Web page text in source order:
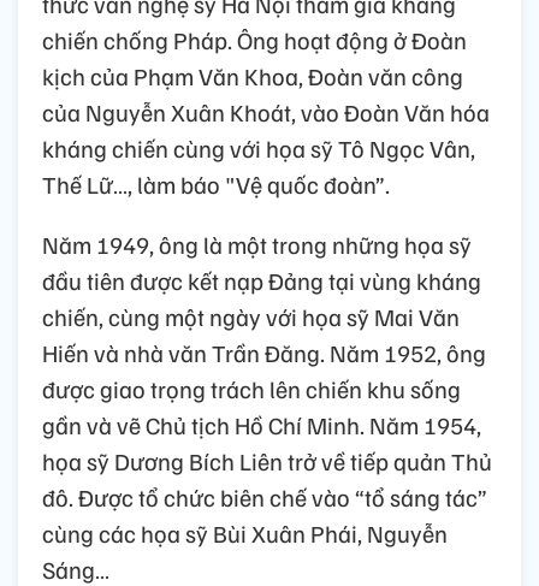
chiến chống Pháp. Ông hoạt động ở Đoàn
kịch của Phạm Văn Khoa, Đoàn văn công
của Nguyễn Xuân Khoát, vào Đoàn Văn hóa
kháng chiến cùng với họa sỹ Tô Ngọc Vân,
Thế Lữ…, làm báo "Vệ quốc đoàn”.
Năm 1949, ông là một trong những họa sỹ
đầu tiên được kết nạp Đảng tại vùng kháng
chiến, cùng một ngày với họa sỹ Mai Văn
Hiến và nhà văn Trần Đăng. Năm 1952, ông
được giao trọng trách lên chiến khu sống
gần và vẽ Chủ tịch Hồ Chí Minh. Năm 1954,
họa sỹ Dương Bích Liên trở về tiếp quản Thủ
đô. Được tổ chức biên chế vào “tổ sáng tác”
cùng các họa sỹ Bùi Xuân Phái, Nguyễn
Sáng…